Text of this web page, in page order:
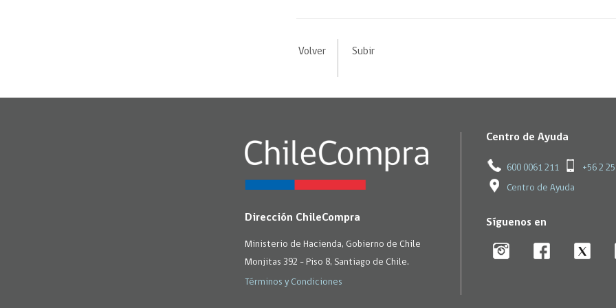
Volver Subir
Dirección ChileCompra
Ministerio de Hacienda, Gobierno de Chile
Monjitas 392 - Piso 8, Santiago de Chile.
Términos y Condiciones
Centro de Ayuda
600 0061 211 +56 2
Centro de Ayuda
Síguenos en